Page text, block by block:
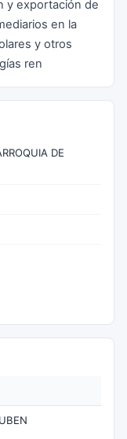
y exportación de
en la
y otros
ren
DE